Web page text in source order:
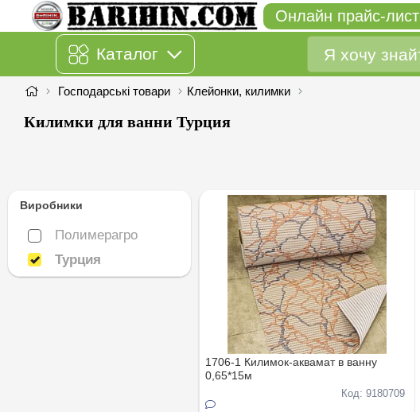
Онлайн прайс-лист
Каталог
Господарські товари Клейонки, килимки
Килимки для ванни Турция
Виробники
Полимерагро
Полимерагро
Турция
Турция
1706-1 Килимок-аквамат в ванну
0,65*15м
Код: 9180709